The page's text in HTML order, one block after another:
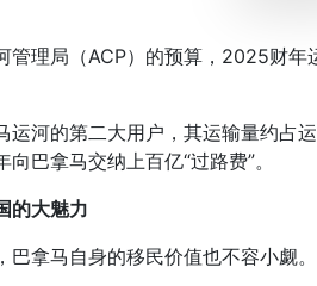
理局（ACP）的预算，2025财年
河的第二大用户，其运输量约占
巴拿马交纳上百亿“过路费”。
的大魅力
拿马自身的移民价值也不容小觑